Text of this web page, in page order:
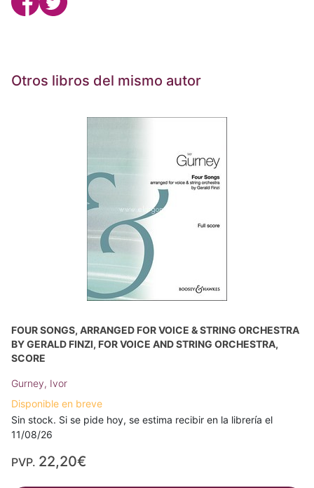
Otros libros del mismo autor
FOUR SONGS, ARRANGED FOR VOICE & STRING ORCHESTRA
BY GERALD FINZI, FOR VOICE AND STRING ORCHESTRA,
SCORE
Gurney, Ivor
Disponible en breve
Sin stock. Si se pide hoy, se estima recibir en la librería el
11/08/26
PVP. 22,20€